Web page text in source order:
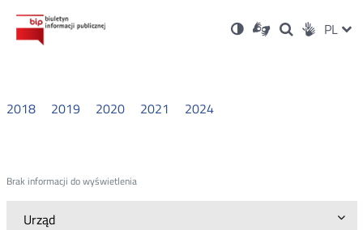
Ustawienia
Wersja
kontrastowa
Dla
niesłyszących
OtwórzOtwórz
w
Otwórz
w
Social PL
Urząd
2018 2019 2020 2021 2024
Brak informacji do wyświetlenia